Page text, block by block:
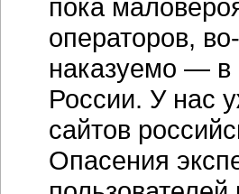
пока
операторов,
наказуемо — в
России. У нас
сайтов
Опасения